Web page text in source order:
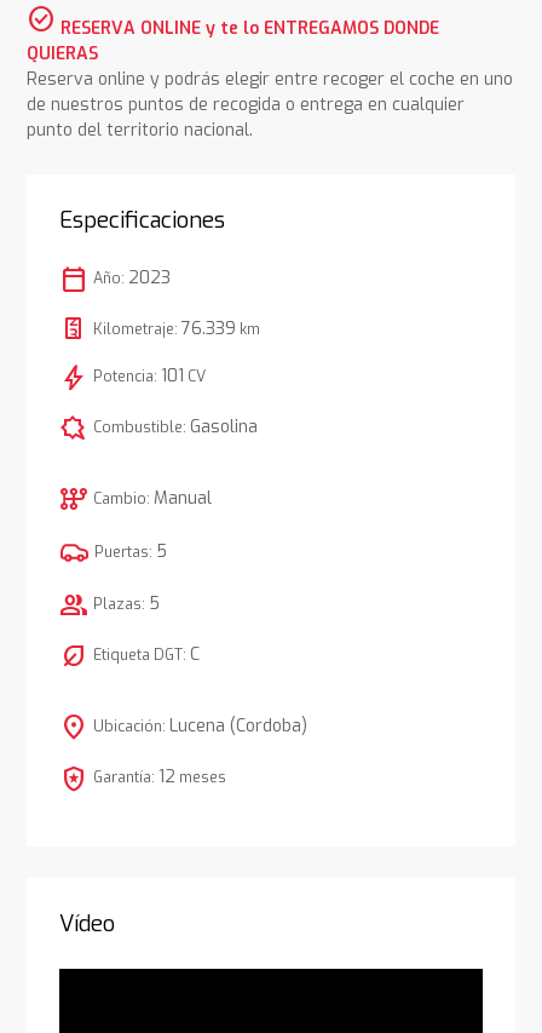
check_circle RESERVA ONLINE y te lo ENTREGAMOS DONDE
QUIERAS
Reserva online y podrás elegir entre recoger el coche en uno
de nuestros puntos de recogida o entrega en cualquier
punto del territorio nacional.
Especificaciones
calendar_today Año: 2023
Kilometraje: 76.339 km
bolt Potencia: 101 CV
comic_bubble Combustible: Gasolina
auto_transmission Cambio: Manual
Puertas: 5
group Plazas: 5
nest_eco_leaf Etiqueta DGT: C
location_on Ubicación: Lucena (Cordoba)
local_police Garantía: 12 meses
Vídeo